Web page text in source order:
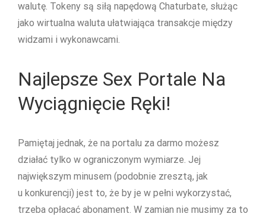
walutę. Tokeny są siłą napędową Chaturbate, służąc
jako wirtualna waluta ułatwiająca transakcje między
widzami i wykonawcami.
Najlepsze Sex Portale Na
Wyciągnięcie Ręki!
Pamiętaj jednak, że na portalu za darmo możesz
działać tylko w ograniczonym wymiarze. Jej
największym minusem (podobnie zresztą, jak
u konkurencji) jest to, że by je w pełni wykorzystać,
trzeba opłacać abonament. W zamian nie musimy za to